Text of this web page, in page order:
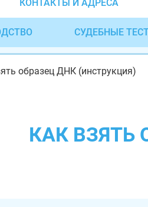
КОНТАКТЫ И АДРЕСА
СУДЕБНЫЕ
образец ДНК (инструкция)
КАК ВЗЯТЬ